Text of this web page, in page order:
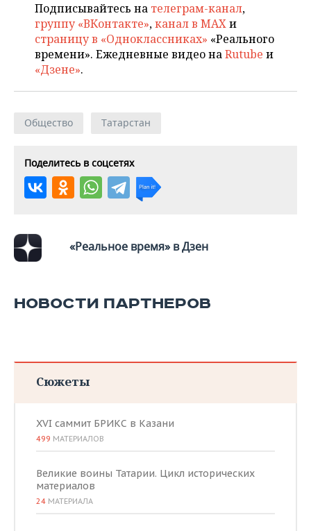
Подписывайтесь на телеграм-канал,
группу «ВКонтакте»,канал в MAXи
страницу в «Одноклассниках» «Реального
времени». Ежедневные видео наRutube и
«Дзене».
Общество Татарстан
Поделитесь в соцсетях
«Реальное время» в Дзен
НОВОСТИ ПАРТНЕРОВ
Сюжеты
XVI саммит БРИКС в Казани
499 МАТЕРИАЛОВ
Великие воины Татарии. Цикл исторических
материалов
24 МАТЕРИАЛА